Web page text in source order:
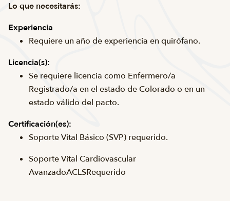
Lo que necesitarás:
Experiencia
Requiere un año de experiencia en quirófano.
Licencia(s):
Se requiere licencia como Enfermero/a
Registrado/a en el estado de Colorado o en un
estado válido del pacto.
Certificación(es):
Soporte Vital Básico (SVP) requerido.
Soporte Vital Cardiovascular
AvanzadoACLSRequerido